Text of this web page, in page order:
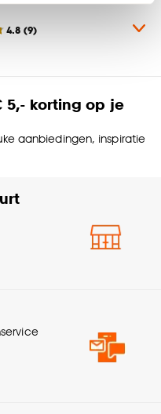
om alleen de
keuze altijd nog
24 maanden
4.8 (9)
5,- korting op je
aanbiedingen, inspiratie